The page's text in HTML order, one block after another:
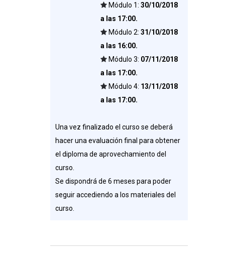
Módulo 1: 30/10/2018
a las 17:00.
Módulo 2: 31/10/2018
a las 16:00.
Módulo 3: 07/11/2018
a las 17:00.
Módulo 4: 13/11/2018
a las 17:00.
Una vez finalizado el curso se deberá
hacer una evaluación final para obtener
el diploma de aprovechamiento del
curso.
Se dispondrá de 6 meses para poder
seguir accediendo a los materiales del
curso.